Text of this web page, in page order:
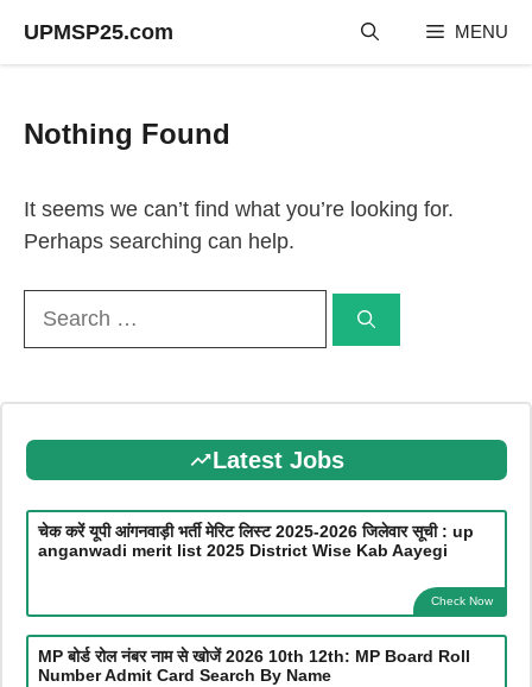
UPMSP25.com MENU
Nothing Found
It seems we can’t find what you’re looking for.
Perhaps searching can help.
Latest Jobs
चेक करें यूपी आंगनवाड़ी भर्ती मेरिट लिस्ट 2025-2026 जिलेवार सूची : up
anganwadi merit list 2025 District Wise Kab Aayegi
Check Now
MP बोर्ड रोल नंबर नाम से खोजें 2026 10th 12th: MP Board Roll
Number Admit Card Search By Name